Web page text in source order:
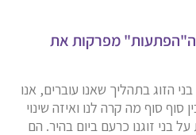
ה"הפתעות" מפרקות את
הזוג בתהליך שאנו עוברים, אנו
סוף סוף מה קרה לנו ואיזה שינוי
בני זוגנו כרעם ביום בהיר. הם